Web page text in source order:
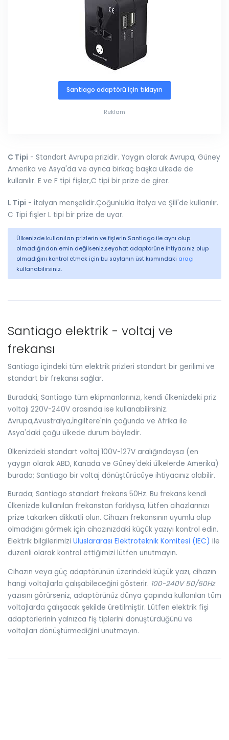
Santiago adaptörü için tıklayın
Reklam
C Tipi - Standart Avrupa prizidir. Yaygın olarak Avrupa, Güney
Amerika ve Asya'da ve ayrıca birkaç başka ülkede de
kullanılır. E ve F tipi fişler,C tipi bir prize de girer.
L Tipi - İtalyan menşelidir.Çoğunlukla İtalya ve Şili'de kullanılır.
C Tipi fişler L tipi bir prize de uyar.
Ülkenizde kullanılan prizlerin ve fişlerin Santiago ile aynı olup
olmadığından emin değilseniz,seyahat adaptörüne ihtiyacınız olup
olmadığını kontrol etmek için bu sayfanın üst kısmındaki araçı
kullanabilirsiniz.
Santiago elektrik - voltaj ve
frekansı
Santiago içindeki tüm elektrik prizleri standart bir gerilimi ve
standart bir frekansı sağlar.
Buradaki; Santiago tüm ekipmanlarınızı, kendi ülkenizdeki priz
voltajı 220V-240V arasında ise kullanabilirsiniz.
Avrupa,Avustralya,İngiltere'nin çoğunda ve Afrika ile
Asya'daki çoğu ülkede durum böyledir.
Ülkenizdeki standart voltaj 100V-127V aralığındaysa (en
yaygın olarak ABD, Kanada ve Güney'deki ülkelerde Amerika)
burada; Santiago bir voltaj dönüştürücüye ihtiyacınız olabilir.
Burada; Santiago standart frekans 50Hz. Bu frekans kendi
ülkenizde kullanılan frekanstan farklıysa, lütfen cihazlarınızı
prize takarken dikkatli olun. Cihazın frekansının uyumlu olup
olmadığını görmek için cihazınızdaki küçük yazıyı kontrol edin.
Elektrik bilgilerimizi Uluslararası Elektroteknik Komitesi (IEC) ile
düzenli olarak kontrol ettiğimizi lütfen unutmayın.
Cihazın veya güç adaptörünün üzerindeki küçük yazı, cihazın
hangi voltajlarla çalışabileceğini gösterir. 100-240V 50/60Hz
yazısını görürseniz, adaptörünüz dünya çapında kullanılan tüm
voltajlarda çalışacak şekilde üretilmiştir. Lütfen elektrik fişi
adaptörlerinin yalnızca fiş tiplerini dönüştürdüğünü ve
voltajları dönüştürmediğini unutmayın.